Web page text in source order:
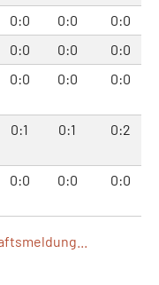
0:0 0:0
0:0
0:0 0:0
0:0
0:0 0:0 0:0
0:1 0:1 0:2
0:0 0:0 0:0